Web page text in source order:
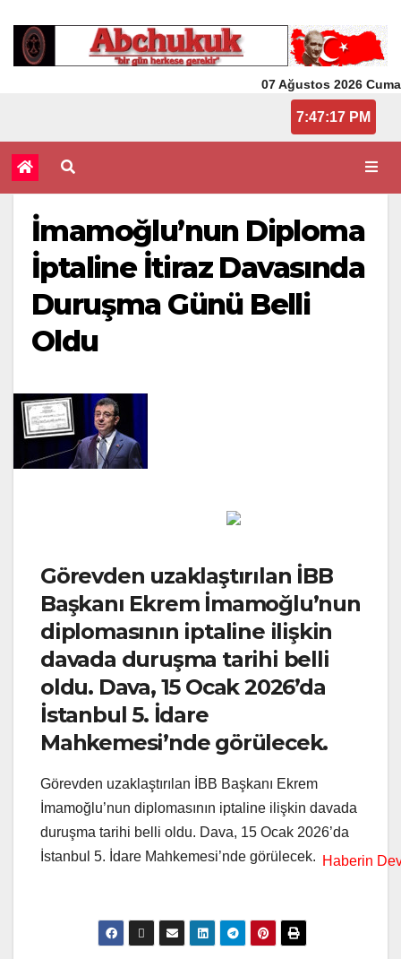
07 Ağustos 2026 Cuma
7:47:18 PM
İmamoğlu’nun Diploma
İptaline İtiraz Davasında
Duruşma Günü Belli
Oldu
Görevden uzaklaştırılan İBB
Başkanı Ekrem İmamoğlu’nun
diplomasının iptaline ilişkin
davada duruşma tarihi belli
oldu. Dava, 15 Ocak 2026’da
İstanbul 5. İdare
Mahkemesi’nde görülecek.
Görevden uzaklaştırılan İBB Başkanı Ekrem
İmamoğlu’nun diplomasının iptaline ilişkin davada
duruşma tarihi belli oldu. Dava, 15 Ocak 2026’da
İstanbul 5. İdare Mahkemesi’nde görülecek.